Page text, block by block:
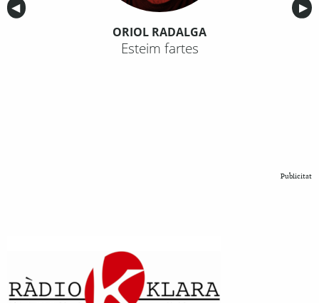
Anterior
◀︎ ▶︎
ORIOL RADALGA
Esteim fartes
Publicitat